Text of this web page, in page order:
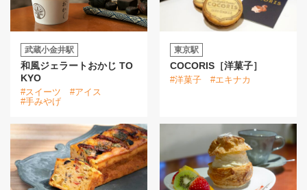
武蔵小金井駅
和風ジェラートおかじ TO
KYO
#スイーツ
#アイス
#手みやげ
東京駅
COCORIS［洋菓子］
#洋菓子 #エキナカ